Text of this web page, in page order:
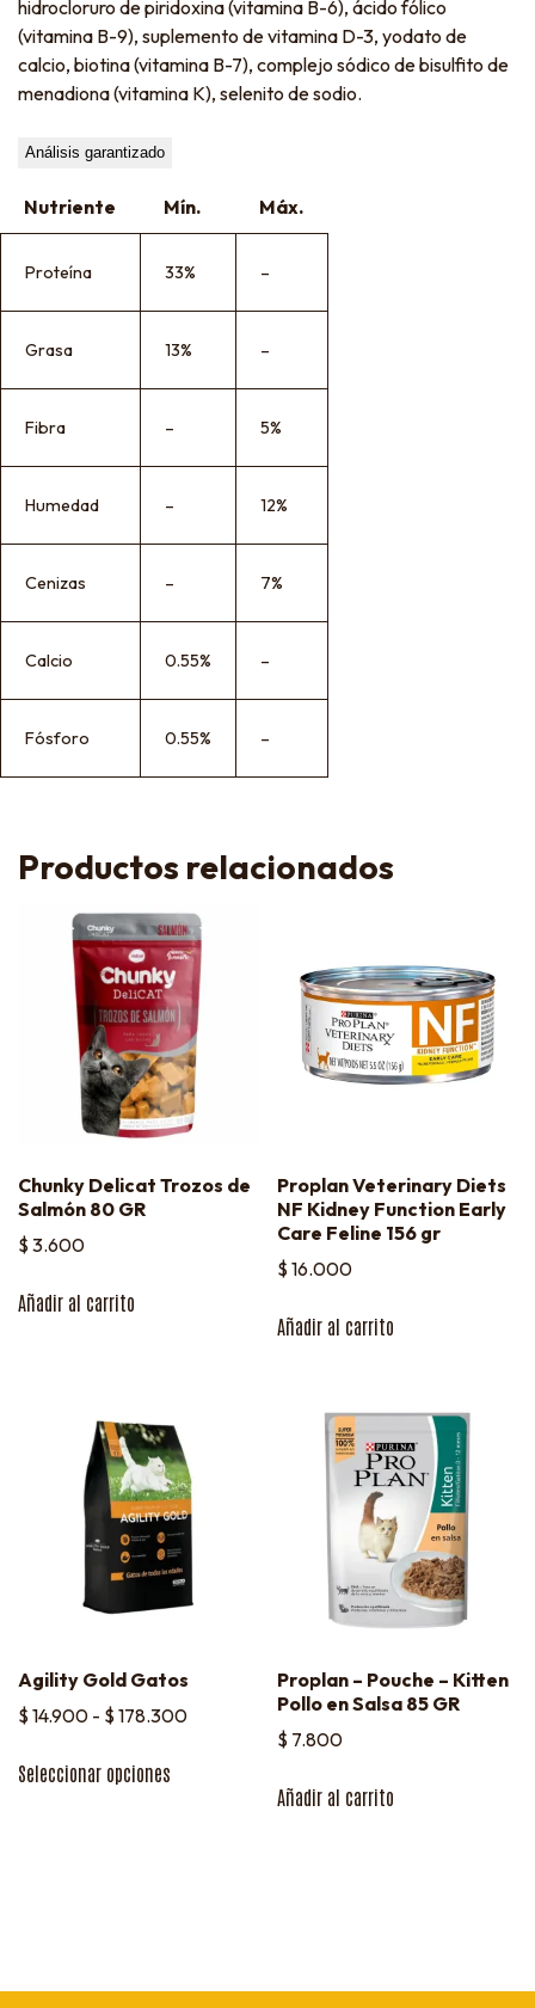
hidrocloruro de piridoxina (vitamina B-6), ácido fólico
(vitamina B-9), suplemento de vitamina D-3, yodato de
calcio, biotina (vitamina B-7), complejo sódico de bisulfito de
menadiona (vitamina K), selenito de sodio.
Análisis garantizado
Nutriente Mín. Máx.
Proteína 33% –
Grasa 13% –
Fibra – 5%
Humedad – 12%
Cenizas – 7%
Calcio 0.55% –
Fósforo 0.55% –
Productos relacionados
Chunky Delicat Trozos de
Salmón 80 GR
$ 3.600
Añadir al carrito
Proplan Veterinary Diets
NF Kidney Function Early
Care Feline 156 gr
$ 16.000
Añadir al carrito
Agility Gold Gatos
$ 14.900 - $ 178.300
Seleccionar opciones
Proplan – Pouche – Kitten
Pollo en Salsa 85 GR
$ 7.800
Añadir al carrito